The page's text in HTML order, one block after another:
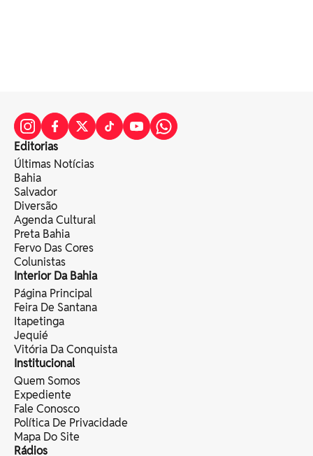
Editorias
Últimas Notícias
Bahia
Salvador
Diversão
Agenda Cultural
Preta Bahia
Fervo Das Cores
Colunistas
Interior Da Bahia
Página Principal
Feira De Santana
Itapetinga
Jequié
Vitória Da Conquista
Institucional
Quem Somos
Expediente
Fale Conosco
Política De Privacidade
Mapa Do Site
Rádios